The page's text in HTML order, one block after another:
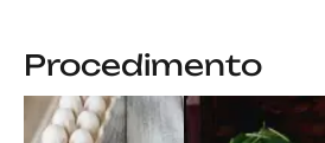
Procedimento